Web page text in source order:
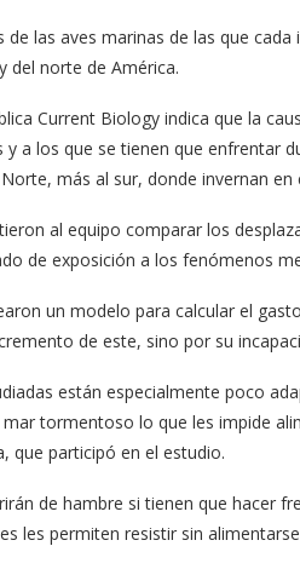
de las aves marinas de las que
del norte de América.
Current Biology indica que la
y a los que se tienen que enfrentar
más al sur, donde invernan
al equipo comparar los
de exposición a los fenómenos
un modelo para calcular el
de este, sino por su
están especialmente poco
tormentoso lo que les impide
que participó en el estudio.
de hambre si tienen que hacer
les permiten resistir sin